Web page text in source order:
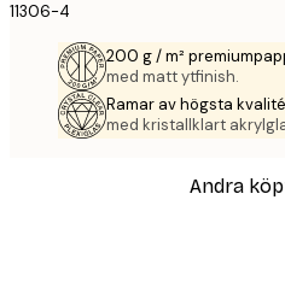
11306-4
200 g / m²
med matt ytfinish.
Ramar av högsta kvalité
med kristallklart
Andra